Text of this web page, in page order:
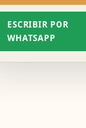
ESCRIBIR POR
WHATSAPP